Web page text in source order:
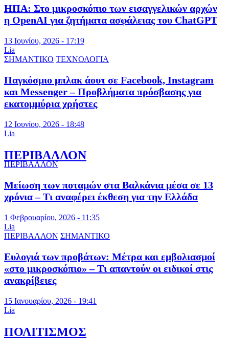
ΗΠΑ: Στο μικροσκόπιο των εισαγγελικών αρχών
η OpenAI για ζητήματα ασφάλειας του ChatGPT
13 Ιουνίου, 2026 - 17:19
Lia
ΣΗΜΑΝΤΙΚΟ ΤΕΧΝΟΛΟΓΙΑ
Παγκόσμιο μπλακ άουτ σε Facebook, Instagram
και Messenger – Προβλήματα πρόσβασης για
εκατομμύρια χρήστες
12 Ιουνίου, 2026 - 18:48
Lia
ΠΕΡΙΒΑΛΛΟΝ
ΠΕΡΙΒΑΛΛΟΝ
Μείωση των ποταμών στα Βαλκάνια μέσα σε 13
χρόνια – Τι αναφέρει έκθεση για την Ελλάδα
1 Φεβρουαρίου, 2026 - 11:35
Lia
ΠΕΡΙΒΑΛΛΟΝ ΣΗΜΑΝΤΙΚΟ
Ευλογιά των προβάτων: Μέτρα και εμβολιασμοί
«στο μικροσκόπιο» – Τι απαντούν οι ειδικοί στις
ανακρίβειες
15 Ιανουαρίου, 2026 - 19:41
Lia
ΠΟΛΙΤΙΣΜΟΣ